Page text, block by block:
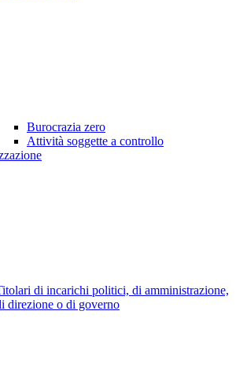
Burocrazia zero
Attività soggette a controllo
di incarichi politici, di amministrazione,
direzione o di governo